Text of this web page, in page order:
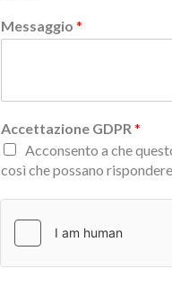
Messaggio *
Accettazione GDPR *
Acconsento a che
così che possano